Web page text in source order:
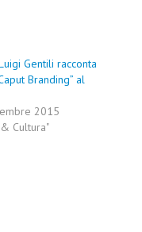
Gentili racconta
Branding” al
2015
Cultura"